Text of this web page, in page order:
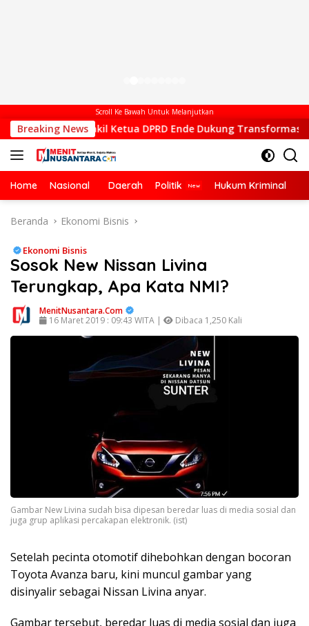
Scroll Ke Bawah Untuk Melanjutkan
Breaking News
Wakil Ketua DPRD Ende Dukung Transformasi Digital,
Home Nasional Daerah Politik Hukum Kriminal
Beranda Ekonomi Bisnis
Ekonomi Bisnis
Sosok New Nissan Livina
Terungkap, Apa Kata NMI?
MenitNusantara.Com
16 Maret 2019 : 09:43 WITA |
Dibaca 1,250 Kali
Gambar New Livina sudah bisa dipesan beredar luas di media sosial dan
juga grup aplikasi percakapan elektronik. (ist)
Setelah pecinta otomotif dihebohkan dengan bocoran
Toyota Avanza baru, kini muncul gambar yang
disinyalir sebagai Nissan Livina anyar.
Gambar tersebut, beredar luas di media sosial dan juga